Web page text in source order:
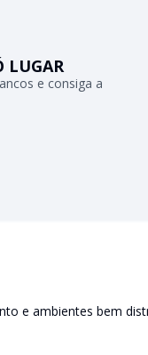
LUGAR
e consiga a
e ambientes bem